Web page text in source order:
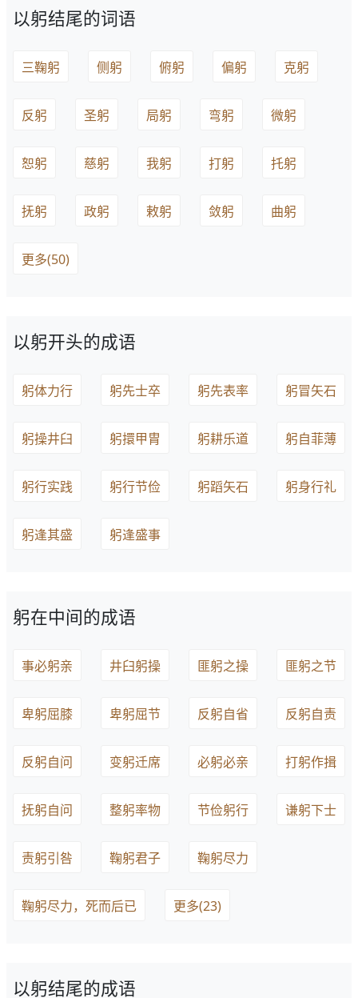
以躬结尾的词语
三鞠躬 侧躬 俯躬 偏躬 克躬
反躬 圣躬 局躬 弯躬 微躬
恕躬 慈躬 我躬 打躬 托躬
抚躬 政躬 敕躬 敛躬 曲躬
更多(50)
以躬开头的成语
躬体力行 躬先士卒 躬先表率 躬冒矢石
躬操井臼 躬擐甲胄 躬耕乐道 躬自菲薄
躬行实践 躬行节俭 躬蹈矢石 躬身行礼
躬逢其盛 躬逢盛事
躬在中间的成语
事必躬亲 井臼躬操 匪躬之操 匪躬之节
卑躬屈膝 卑躬屈节 反躬自省 反躬自责
反躬自问 变躬迁席 必躬必亲 打躬作揖
抚躬自问 整躬率物 节俭躬行 谦躬下士
责躬引咎 鞠躬君子 鞠躬尽力
鞠躬尽力，死而后已 更多(23)
以躬结尾的成语